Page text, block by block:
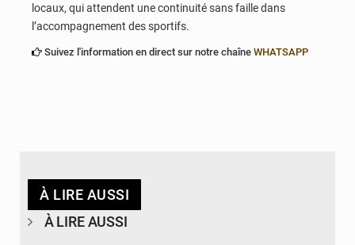
locaux, qui attendent une continuité sans faille dans
l’accompagnement des sportifs.
Suivez l'information en direct sur notre chaîne WHATSAPP
À LIRE AUSSI
À LIRE AUSSI